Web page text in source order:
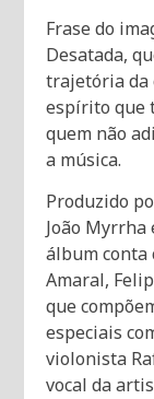
Frase do
Desatada,
trajetória da
espírito que
quem não
a música.
Produzido
João Myrrha
álbum conta
Amaral,
que
especiais
violonista
vocal da